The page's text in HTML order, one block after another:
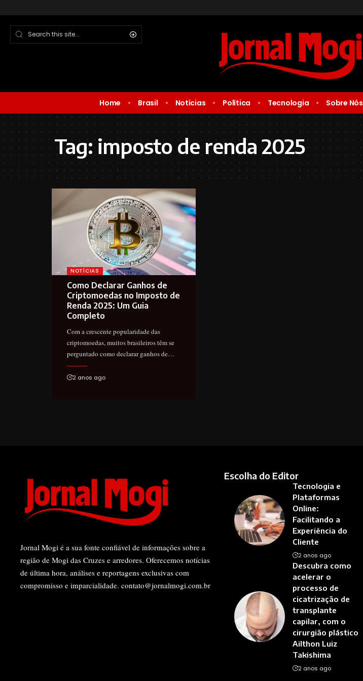
Home Brasil Notícias Política Tecnologia Sobre Nós
Tag:imposto de renda 2025
NOTÍCIAS
Como Declarar Ganhos de
Criptomoedas no Imposto de
Renda 2025: Um Guia
Completo
Com a crescente popularidade das
criptomoedas, muitos brasileiros têm se
perguntado como declarar ganhos de…
2 anos ago
Jornal Mogi é a sua fonte confiável de informações sobre a
região de Mogi das Cruzes e arredores. Oferecemos notícias
de última hora, análises e reportagens exclusivas com
compromisso e imparcialidade. contato@jornalmogi.com.br
Escolha do Editor
Tecnologia e
Plataformas
Online:
Facilitando a
Experiência do
Cliente
2 anos ago
Descubra como
acelerar o
processo de
cicatrização de
transplante
capilar, com o
cirurgião plástico
Ailthon Luiz
Takishima
2 anos ago